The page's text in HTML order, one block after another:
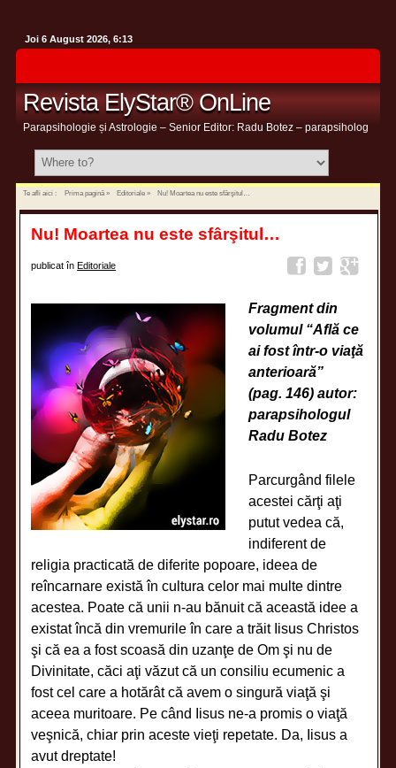
Joi 6 August 2026, 6:13
Revista ElyStar® OnLine
Parapsihologie și Astrologie – Senior Editor: Radu Botez – parapsiholog
Te afli aici : Prima pagină» Editoriale» Nu! Moartea nu este sfârşitul…
Nu! Moartea nu este sfârşitul…
publicat înEditoriale
Fragment din
volumul “Află ce
ai fost într-o viaţă
anterioară”
(pag. 146) autor:
parapsihologul
Radu Botez
Parcurgând filele
acestei cărţi aţi
putut vedea că,
indiferent de
religia practicată de diferite popoare, ideea de
reîncarnare există în cultura celor mai multe dintre
acestea. Poate că unii n-au bănuit că această idee a
existat încă din vremurile în care a trăit Iisus Christos
şi că ea a fost scoasă din uzanţe de Om şi nu de
Divinitate, căci aţi văzut că un consiliu ecumenic a
fost cel care a hotărât că avem o singură viaţă şi
aceea muritoare. Pe când Iisus ne-a promis o viaţă
veşnică, chiar prin aceste vieţi repetate. Da, Iisus a
avut dreptate!